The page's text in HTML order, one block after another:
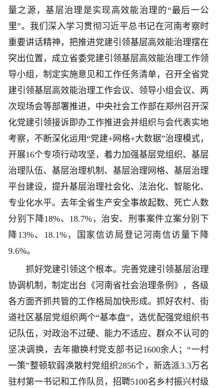
量之源，基层治理是实现高效能治理的“最后一公
里”。我们深入学习贯彻习近平总书记在河南考察时
重要讲话精神，把推进党建引领基层高效能治理摆在
突出位置，成立省委党建引领基层高效能治理工作领
导小组，制定实施意见和工作任务清单，召开全省党
建引领基层高效能治理工作会议、领导小组会议、两
次现场会等部署推进，中央社会工作部在郑州召开深
化党建引领接诉即办工作推进会并组织与会代表实地
考察，不断深化运用“党建+网格+大数据”治理模式，
开展16个专项行动攻坚，着力加强基层党组织、基层
治理队伍、基层治理机制、基层治理网格、基层治理
平台建设，提升基层治理社会化、法治化、智能化、
专业化水平。去年全省生产安全事故起数、死亡人数
分别下降18%、18.7%，治安、刑事案件立案分别下
降13%、18.1%，国家信访局登记河南信访量下降
9.6%。
抓好党建引领这个根本。完善党建引领基层治理
协调机制，制定出台《河南省社会治理条例》，各级
各方面齐抓共管的工作格局加快形成。抓好农村、街
道社区基层党组织两个“基本盘”，选优配强党组织书
记队伍，对政治不过硬、能力不适应、群众不认可的
坚决调换，去年撤换村党支部书记1600余人；“一村
一策”整顿软弱涣散村党组织2856个，新选派3.3万名
驻村第一书记和工作队员，招聘5100名乡村振兴村级